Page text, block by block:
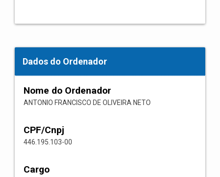
Dados do Ordenador
Nome do Ordenador
ANTONIO FRANCISCO DE OLIVEIRA NETO
CPF/Cnpj
446.195.103-00
Cargo